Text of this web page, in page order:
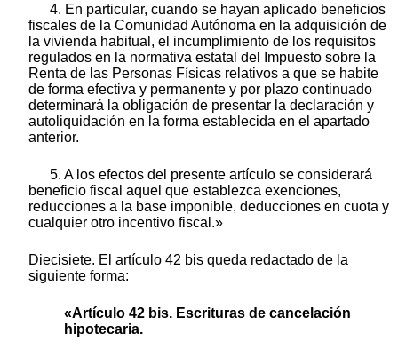
4. En particular, cuando se hayan aplicado beneficios
fiscales de la Comunidad Autónoma en la adquisición de
la vivienda habitual, el incumplimiento de los requisitos
regulados en la normativa estatal del Impuesto sobre la
Renta de las Personas Físicas relativos a que se habite
de forma efectiva y permanente y por plazo continuado
determinará la obligación de presentar la declaración y
autoliquidación en la forma establecida en el apartado
anterior.
5. A los efectos del presente artículo se considerará
beneficio fiscal aquel que establezca exenciones,
reducciones a la base imponible, deducciones en cuota y
cualquier otro incentivo fiscal.»
Diecisiete. El artículo 42 bis queda redactado de la
siguiente forma:
«Artículo 42 bis. Escrituras de cancelación
hipotecaria.